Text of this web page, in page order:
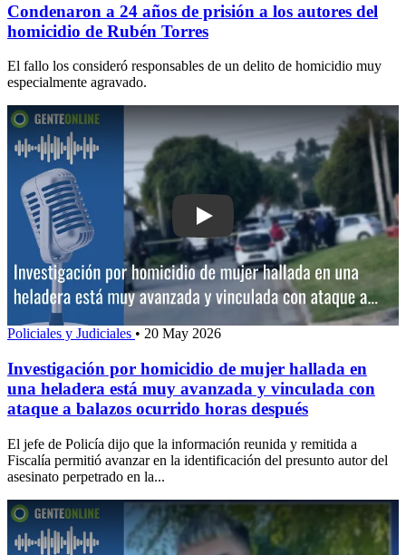
Condenaron a 24 años de prisión a los autores del
homicidio de Rubén Torres
El fallo los consideró responsables de un delito de homicidio muy
especialmente agravado.
Play: Investigación por homicidio de
Policiales y Judiciales • 20 May 2026
Investigación por homicidio de mujer hallada en
una heladera está muy avanzada y vinculada con
ataque a balazos ocurrido horas después
El jefe de Policía dijo que la información reunida y remitida a
Fiscalía permitió avanzar en la identificación del presunto autor del
asesinato perpetrado en la...